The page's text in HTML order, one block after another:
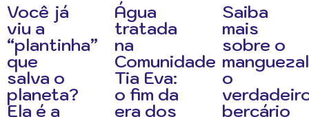
Você já
viu a
“plantinha”
que
salva o
planeta?
Ela é a
Água
tratada
na
Comunidade
Tia Eva:
o fim da
era dos
Saiba
mais
sobre o
o
berçário